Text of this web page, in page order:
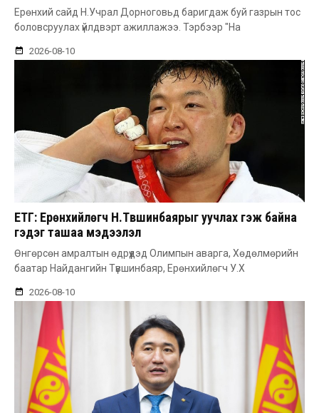
Ерөнхий сайд Н.Учрал Дорноговьд баригдаж буй газрын тос
боловсруулах үйлдвэрт ажиллажээ. Тэрбээр "На
2026-08-10
ЕТГ: Ерөнхийлөгч Н.Түвшинбаярыг уучлах гэж байна
гэдэг ташаа мэдээлэл
Өнгөрсөн амралтын өдрүүдэд Олимпын аварга, Хөдөлмөрийн
баатар Найдангийн Түвшинбаяр, Ерөнхийлөгч У.Х
2026-08-10